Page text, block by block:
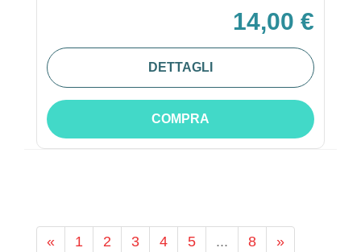
14,00 €
DETTAGLI
COMPRA
« 1 2 3 4 5 ... 8 »